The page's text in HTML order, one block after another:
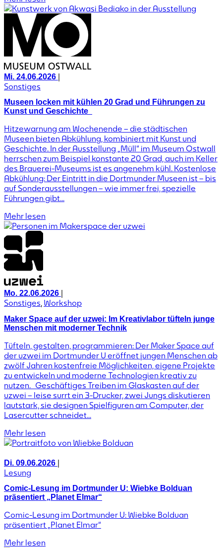
Mi. 24.06.2026 |
Sonstiges
Museen locken mit kühlen 20 Grad und Führungen zu
Kunst und Geschichte
Hitzewarnung am Wochenende – die städtischen
Museen bieten Abkühlung, kombiniert mit Kunst und
Geschichte. In der Ausstellung „Müll“ im Museum Ostwall
herrschen zum Beispiel konstante 20 Grad, auch im Keller
des Brauerei-Museums ist es angenehm kühl. Kostenlose
Abkühlung: Der Eintritt in die Dortmunder Museen ist – bis
auf Sonderausstellungen – wie immer frei, spezielle
Führungen gibt...
Mehr lesen
Mo. 22.06.2026 |
Sonstiges, Workshop
Maker Space auf der uzwei: Im Kreativlabor tüfteln junge
Menschen mit moderner Technik
Tüfteln, gestalten, programmieren: Der Maker Space auf
der uzwei im Dortmunder U eröffnet jungen Menschen ab
zwölf Jahren kostenfreie Möglichkeiten, eigene Projekte
zu entwickeln und moderne Technologien kreativ zu
nutzen. Geschäftiges Treiben im Glaskasten auf der
uzwei – leise surrt ein 3-Drucker, zwei Jungs diskutieren
lautstark, sie designen Spielfiguren am Computer, der
Lasercutter schneidet...
Mehr lesen
Di. 09.06.2026 |
Lesung
Comic-Lesung im Dortmunder U: Wiebke Bolduan
präsentiert „Planet Elmar“
Comic-Lesung im Dortmunder U: Wiebke Bolduan
präsentiert „Planet Elmar“
Mehr lesen